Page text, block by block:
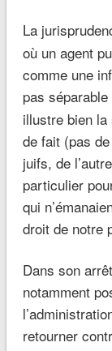
La
où un agent
comme une
pas
illustre bien la
de fait (pas
juifs, de
particulier
qui
droit de notre
Dans son
notamment
retourner